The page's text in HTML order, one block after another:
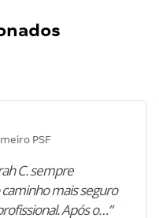
PSF
C. sempre
mais seguro
Após o…”